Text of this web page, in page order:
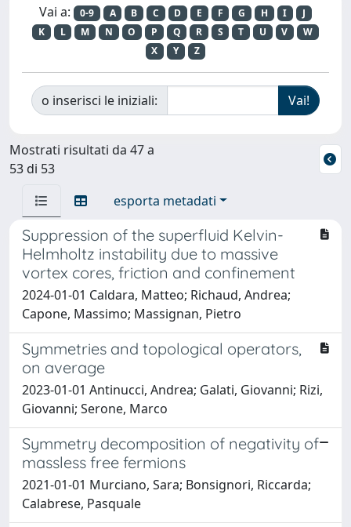
Vai a: 0-9 A B C D E F G H I
J
K
L M N O P Q R S T U V
W
X
Y Z
o inserisci le iniziali:
Mostrati risultati da 47 a
53 di 53
esporta metadati
Suppression of the superfluid Kelvin-
Helmholtz instability due to massive
vortex cores, friction and confinement
2024-01-01 Caldara, Matteo; Richaud, Andrea;
Capone, Massimo; Massignan, Pietro
Symmetries and topological operators,
on average
2023-01-01 Antinucci, Andrea; Galati, Giovanni; Rizi,
Giovanni; Serone, Marco
Symmetry decomposition of negativity of
massless free fermions
2021-01-01 Murciano, Sara; Bonsignori, Riccarda;
Calabrese, Pasquale